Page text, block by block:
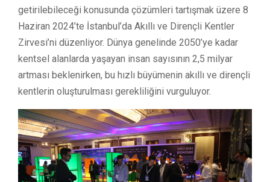
getirilebileceği konusunda çözümleri tartışmak üzere 8
Haziran 2024’te İstanbul’da Akıllı ve Dirençli Kentler
Zirvesi’ni düzenliyor. Dünya genelinde 2050’ye kadar
kentsel alanlarda yaşayan insan sayısının 2,5 milyar
artması beklenirken, bu hızlı büyümenin akıllı ve dirençli
kentlerin oluşturulması gerekliliğini vurguluyor.